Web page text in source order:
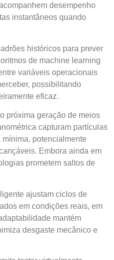
desempenho
instantâneos quando
históricos para prever
de machine learning
variáveis operacionais
possibilitando
eficaz.
próxima geração de meios
capturam partículas
potencialmente
Embora ainda em
prometem saltos de
ajustam ciclos de
em condições reais, em
mantém
desgaste mecânico e